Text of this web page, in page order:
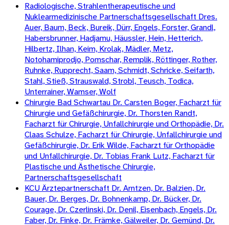
Radiologische, Strahlentherapeutische und
Nuklearmedizinische Partnerschaftsgesellschaft Dres.
Auer, Baum, Beck, Bureik, Dürr, Engels, Forster, Grandl,
Habersbrunner, Hadjamu, Häussler, Hein, Hetterich,
Hilbertz, Ilhan, Keim, Krolak, Mädler, Metz,
Notohamiprodjo, Pomschar, Remplik, Röttinger, Rother,
Ruhnke, Rupprecht, Saam, Schmidt, Schricke, Seifarth,
Stahl, Stieß, Strauswald, Strobl, Teusch, Todica,
Unterrainer, Wamser, Wolf
Chirurgie Bad Schwartau Dr. Carsten Boger, Facharzt für
Chirurgie und Gefäßchirurgie, Dr. Thorsten Randt,
Facharzt für Chirurgie, Unfallchirurgie und Orthopädie, Dr.
Claas Schulze, Facharzt für Chirurgie, Unfallchirurgie und
Gefäßchirurgie, Dr. Erik Wilde, Facharzt für Orthopädie
und Unfallchirurgie, Dr. Tobias Frank Lutz, Facharzt für
Plastische und Ästhetische Chirurgie,
Partnerschaftsgesellschaft
KCU Ärztepartnerschaft Dr. Arntzen, Dr. Balzien, Dr.
Bauer, Dr. Berges, Dr. Bohnenkamp, Dr. Bücker, Dr.
Courage, Dr. Czerlinski, Dr. Denil, Eisenbach, Engels, Dr.
Faber, Dr. Finke, Dr. Främke, Gälweiler, Dr. Gemünd, Dr.